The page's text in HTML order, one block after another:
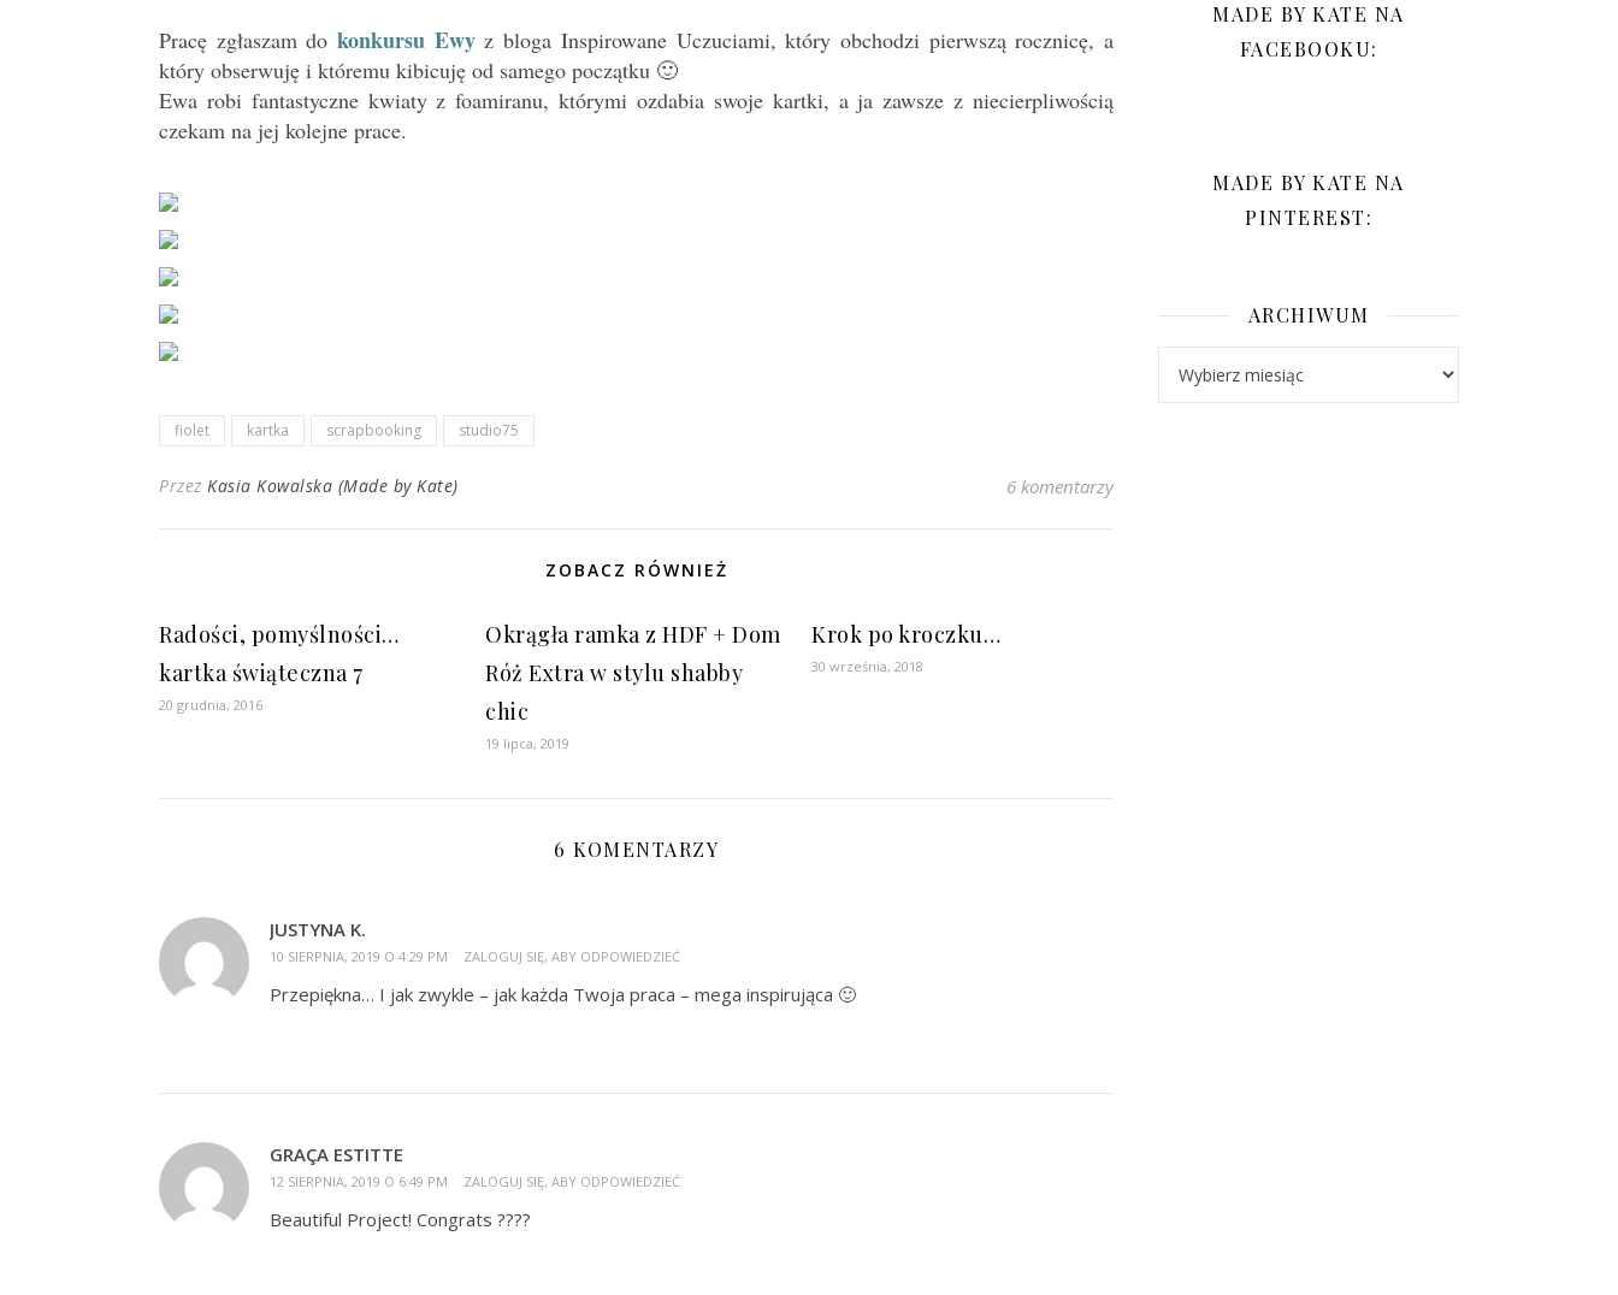
Pracę zgłaszam dokonkursu Ewyz bloga Inspirowane Uczuciami, który obchodzi pierwszą rocznicę, a
który obserwuję i któremu kibicuję od samego początku 🙂
Ewa robi fantastyczne kwiaty z foamiranu, którymi ozdabia swoje kartki, a ja zawsze z niecierpliwością
czekam na jej kolejne prace.
fiolet kartka scrapbooking studio75
Przez Kasia Kowalska (Made by Kate) 6 komentarzy
ZOBACZ RÓWNIEŻ
Radości, pomyślności…
kartka świąteczna 7
20 grudnia, 2016
Okrągła ramka z HDF + Dom
Róż Extra w stylu shabby
chic
19 lipca, 2019
Krok po kroczku…
30 września, 2018
6 KOMENTARZY
JUSTYNA K.
10 SIERPNIA, 2019 O 4:29 PM ZALOGUJ SIĘ, ABY ODPOWIEDZIEĆ
Przepiękna… I jak zwykle – jak każda Twoja praca – mega inspirująca 🙂
GRAÇA ESTITTE
12 SIERPNIA, 2019 O 6:49 PM ZALOGUJ SIĘ, ABY ODPOWIEDZIEĆ
Beautiful Project! Congrats ????
MADE BY KATE NA
FACEBOOKU:
MADE BY KATE NA
PINTEREST:
ARCHIWUM